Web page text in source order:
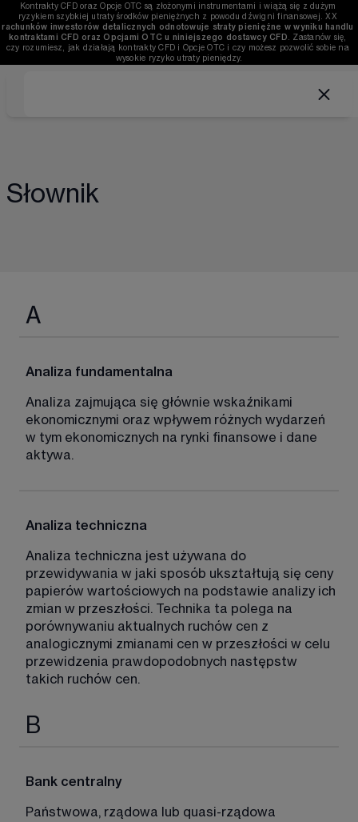
Kontrakty CFD oraz Opcje OTC są złożonymi instrumentami i wiążą się z dużym
ryzykiem szybkiej utraty środków pieniężnych z powodu dźwigni finansowej. XX
rachunków inwestorów detalicznych odnotowuje straty pieniężne w wyniku handlu
kontraktami CFD oraz Opcjami OTC u niniejszego dostawcy CFD . Zastanów się,
czy rozumiesz, jak działają kontrakty CFD i Opcje OTC i czy możesz pozwolić sobie na
wysokie ryzyko utraty pieniędzy.
Słownik
A
Analiza fundamentalna
Analiza zajmująca się głównie wskaźnikami
ekonomicznymi oraz wpływem różnych wydarzeń
w tym ekonomicznych na rynki finansowe i dane
aktywa.
Analiza techniczna
Analiza techniczna jest używana do
przewidywania w jaki sposób ukształtują się ceny
papierów wartościowych na podstawie analizy ich
zmian w przeszłości. Technika ta polega na
porównywaniu aktualnych ruchów cen z
analogicznymi zmianami cen w przeszłości w celu
przewidzenia prawdopodobnych następstw
takich ruchów cen.
B
Bank centralny
Państwowa, rządowa lub quasi-rządowa